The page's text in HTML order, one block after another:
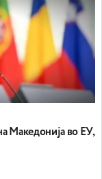
Македонија во ЕУ,